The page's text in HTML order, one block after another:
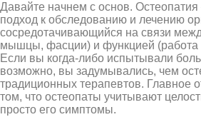
Давайте начнем с основ.
подход к обследованию и лечению
сосредотачивающийся на связи
мышцы, фасции) и функцией (работа
Если вы когда-либо испытывали
возможно, вы задумывались, чем
традиционных терапевтов. Главное
том, что остеопаты учитывают
просто его симптомы.